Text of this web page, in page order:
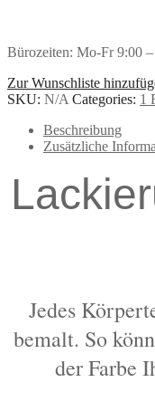
Bürozeiten: Mo-Fr 9:00
Zur Wunschliste
SKU: N/A Categories: 1
Beschreibung
Zusätzliche
Jedes
bemalt. So
der Farbe